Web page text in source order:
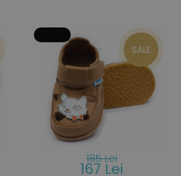
SALE
185 Lei
167 Lei